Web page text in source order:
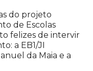
do projeto
de Escolas
felizes de intervir
a EB1/JI
da Maia e a